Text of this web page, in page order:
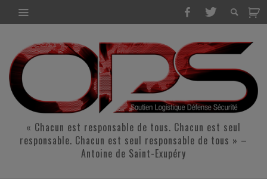
« Chacun est responsable de tous. Chacun est seul
responsable. Chacun est seul responsable de tous » –
Antoine de Saint-Exupéry